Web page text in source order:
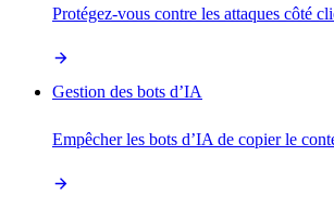
Protégez-vous contre les attaques côté
Gestion des bots d’IA
Empêcher les bots d’IA de copier le